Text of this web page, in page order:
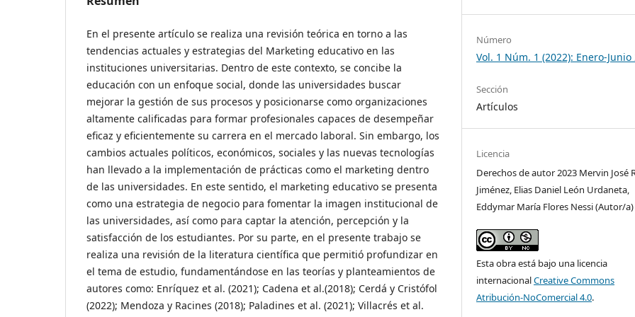
En el presente artículo se realiza una revisión teórica en torno a las
tendencias actuales y estrategias del Marketing educativo en las
instituciones universitarias. Dentro de este contexto, se concibe la
educación con un enfoque social, donde las universidades buscar
mejorar la gestión de sus procesos y posicionarse como organizaciones
altamente calificadas para formar profesionales capaces de desempeñar
eficaz y eficientemente su carrera en el mercado laboral. Sin embargo, los
cambios actuales políticos, económicos, sociales y las nuevas tecnologías
han llevado a la implementación de prácticas como el marketing dentro
de las universidades. En este sentido, el marketing educativo se presenta
como una estrategia de negocio para fomentar la imagen institucional de
las universidades, así como para captar la atención, percepción y la
satisfacción de los estudiantes. Por su parte, en el presente trabajo se
realiza una revisión de la literatura científica que permitió profundizar en
el tema de estudio, fundamentándose en las teorías y planteamientos de
autores como: Enríquez et al. (2021); Cadena et al.(2018); Cerdá y Cristófol
(2022); Mendoza y Racines (2018); Paladines et al. (2021); Villacrés et al.
Número
Vol. 1 Núm. 1 (2022): Enero-Junio
Sección
Artículos
Licencia
Derechos de autor 2023 Mervin José
Jiménez, Elias Daniel León Urdaneta,
Eddymar María Flores Nessi (Autor/a)
Esta obra está bajo una licencia
internacionalCreative Commons
Atribución-NoComercial 4.0.